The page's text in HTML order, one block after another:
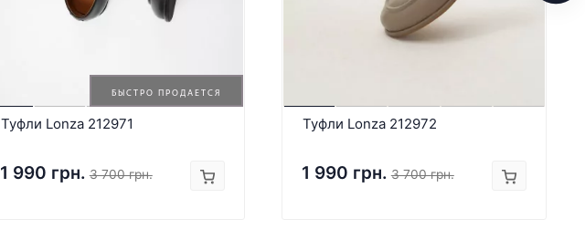
БЫСТРО ПРОДАЕТСЯ
Туфли Lonza 212971
1 990 грн. 3 700 грн.
Туфли Lonza 212972
1 990 грн. 3 700 грн.